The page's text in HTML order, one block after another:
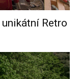
Retro